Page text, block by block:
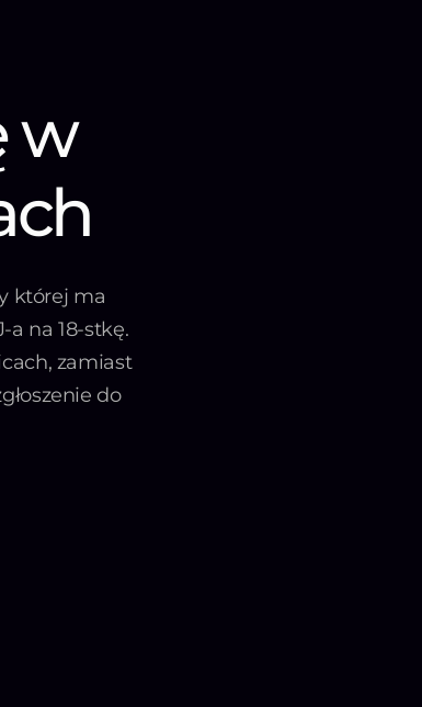
w
której ma
a na 18-stkę.
zamiast
do